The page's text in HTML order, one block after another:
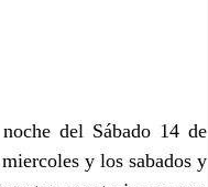
del Sábado 14 de
y los sabados y